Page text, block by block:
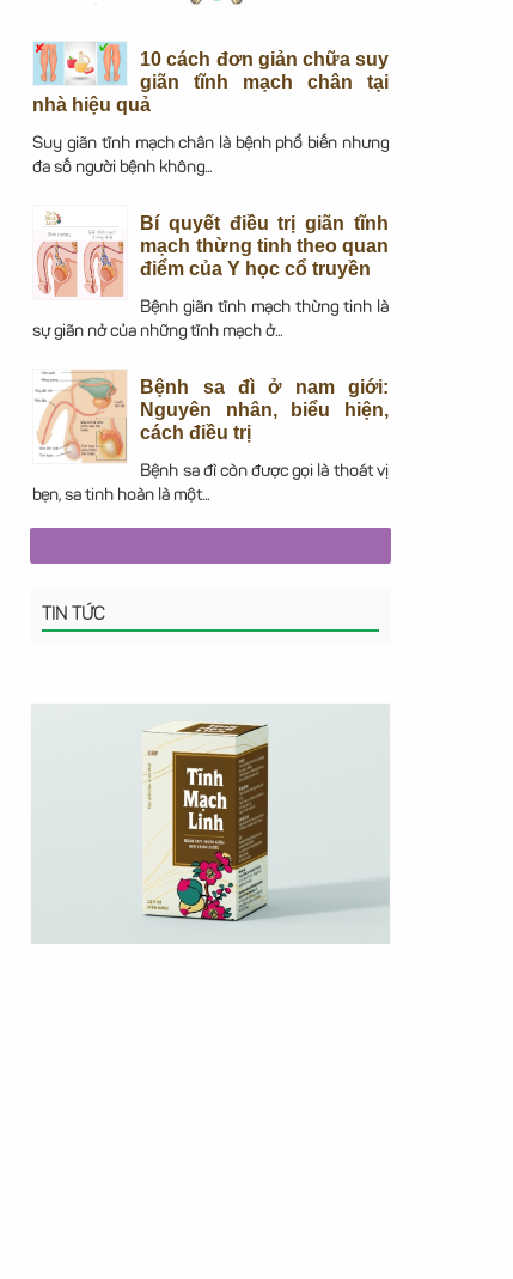
10 cách đơn giản chữa suy
giãn tĩnh mạch chân tại
nhà hiệu quả
Suy giãn tĩnh mạch chân là bệnh phổ biến nhưng
đa số người bệnh không...
Bí quyết điều trị giãn tĩnh
mạch thừng tinh theo quan
điểm của Y học cổ truyền
Bệnh giãn tĩnh mạch thừng tinh là
sự giãn nở của những tĩnh mạch ở...
Bệnh sa đì ở nam giới:
Nguyên nhân, biểu hiện,
cách điều trị
Bệnh sa đì còn được gọi là thoát vị
bẹn, sa tinh hoàn là một...
TIN TỨC